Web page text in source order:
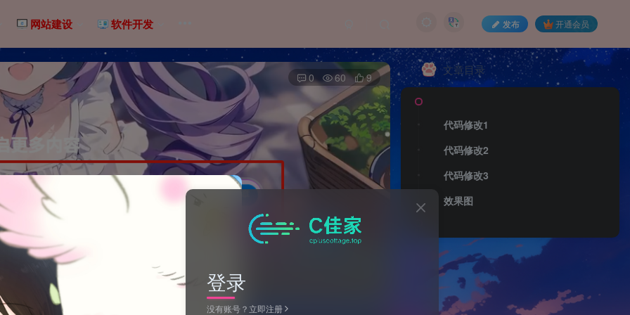
网站建设 软件开发 发布 开通会员
0 60 9
文章目录
代码修改1
代码修改2
代码修改3
效果图
凌晨了
登录
没有账号？立即注册